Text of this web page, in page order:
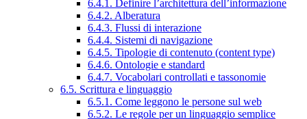
6.4.1. Definire l’architettura dell’informazione
6.4.2. Alberatura
6.4.3. Flussi di interazione
6.4.4. Sistemi di navigazione
6.4.5. Tipologie di contenuto (content type)
6.4.6. Ontologie e standard
6.4.7. Vocabolari controllati e tassonomie
6.5. Scrittura e linguaggio
6.5.1. Come leggono le persone sul web
6.5.2. Le regole per un linguaggio semplice